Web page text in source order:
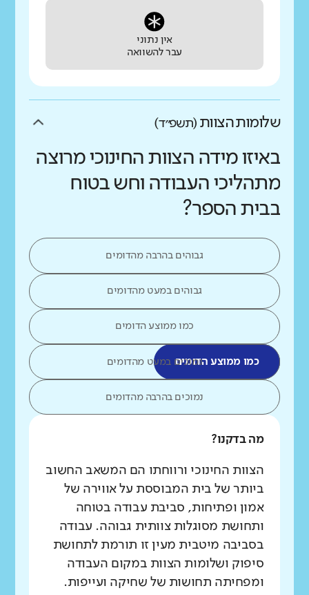
אין נתוני
עבר להשוואה
שלומות הצוות (תשפ״ד)
באיזו מידה הצוות החינוכי מרוצה
מתהליכי העבודה וחש בטוח
בבית הספר?
גבוהים בהרבה מהדומים
גבוהים במעט מהדומים
כמו ממוצע הדומים
כמו ממוצע הדומיםנמוכים במעט מהדומים
נמוכים בהרבה מהדומים
מה בדקנו?
הצוות החינוכי ורווחתו הם המשאב החשוב
ביותר של בית המבוססת על אווירה של
אמון ופתיחות, סביבת עבודה בטוחה
ותחושת מסוגלות צוותית גבוהה. עבודה
בסביבה מיטבית מעין זו תורמת לתחושת
סיפוק ושלומות הצוות במקום העבודה
ומפחיתה תחושות של שחיקה ועייפות.